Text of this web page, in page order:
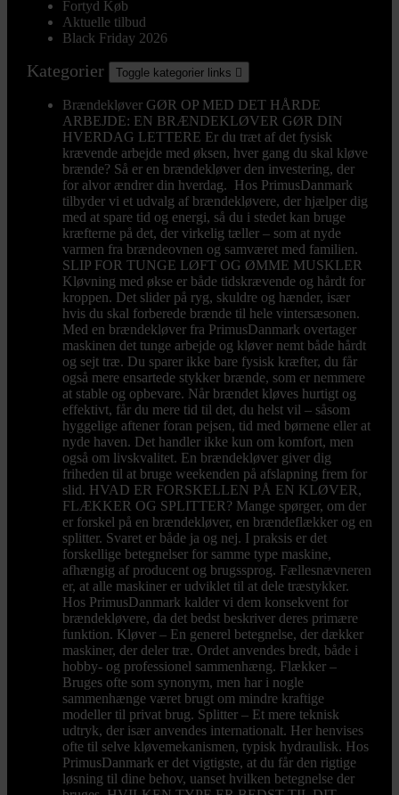
Fortyd Køb
Aktuelle tilbud
Black Friday 2026
Kategorier Toggle kategorier links 
Brændekløver GØR OP MED DET HÅRDE
ARBEJDE: EN BRÆNDEKLØVER GØR DIN
HVERDAG LETTERE Er du træt af det fysisk
krævende arbejde med øksen, hver gang du skal kløve
brænde? Så er en brændekløver den investering, der
for alvor ændrer din hverdag. Hos PrimusDanmark
tilbyder vi et udvalg af brændekløvere, der hjælper dig
med at spare tid og energi, så du i stedet kan bruge
kræfterne på det, der virkelig tæller – som at nyde
varmen fra brændeovnen og samværet med familien.
SLIP FOR TUNGE LØFT OG ØMME MUSKLER
Kløvning med økse er både tidskrævende og hårdt for
kroppen. Det slider på ryg, skuldre og hænder, især
hvis du skal forberede brænde til hele vintersæsonen.
Med en brændekløver fra PrimusDanmark overtager
maskinen det tunge arbejde og kløver nemt både hårdt
og sejt træ. Du sparer ikke bare fysisk kræfter, du får
også mere ensartede stykker brænde, som er nemmere
at stable og opbevare. Når brændet kløves hurtigt og
effektivt, får du mere tid til det, du helst vil – såsom
hyggelige aftener foran pejsen, tid med børnene eller at
nyde haven. Det handler ikke kun om komfort, men
også om livskvalitet. En brændekløver giver dig
friheden til at bruge weekenden på afslapning frem for
slid. HVAD ER FORSKELLEN PÅ EN KLØVER,
FLÆKKER OG SPLITTER? Mange spørger, om der
er forskel på en brændekløver, en brændeflækker og en
splitter. Svaret er både ja og nej. I praksis er det
forskellige betegnelser for samme type maskine,
afhængig af producent og brugssprog. Fællesnævneren
er, at alle maskiner er udviklet til at dele træstykker.
Hos PrimusDanmark kalder vi dem konsekvent for
brændekløvere, da det bedst beskriver deres primære
funktion. Kløver – En generel betegnelse, der dækker
maskiner, der deler træ. Ordet anvendes bredt, både i
hobby- og professionel sammenhæng. Flækker –
Bruges ofte som synonym, men har i nogle
sammenhænge været brugt om mindre kraftige
modeller til privat brug. Splitter – Et mere teknisk
udtryk, der især anvendes internationalt. Her henvises
ofte til selve kløvemekanismen, typisk hydraulisk. Hos
PrimusDanmark er det vigtigste, at du får den rigtige
løsning til dine behov, uanset hvilken betegnelse der